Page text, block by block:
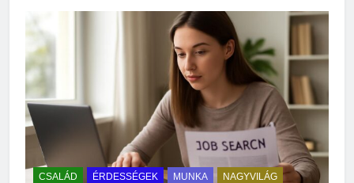
CSALÁD ÉRDESSÉGEK MUNKA NAGYVILÁG